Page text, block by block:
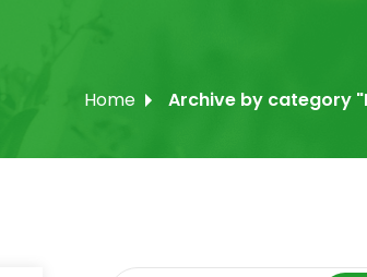
Home Archive by category